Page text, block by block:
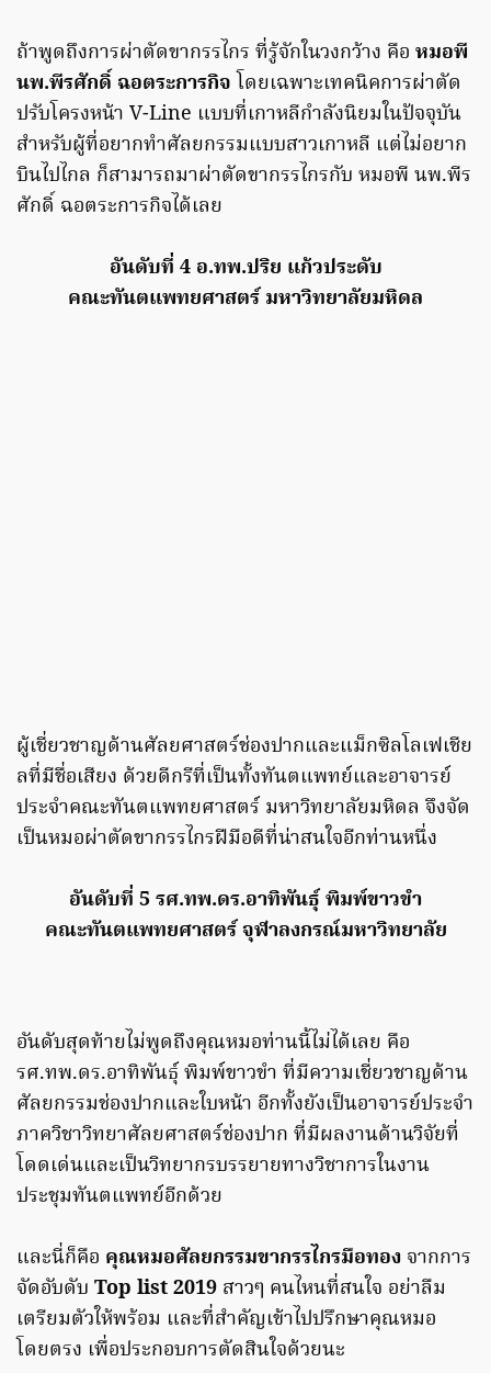
ถ้าพูดถึงการผ่าตัดขากรรไกร ที่รู้จักในวงกว้าง คือ หมอพี
นพ.พีรศักดิ์ ฉอตระการกิจ โดยเฉพาะเทคนิคการผ่าตัด
ปรับโครงหน้า V-Line แบบที่เกาหลีกำลังนิยมในปัจจุบัน
สำหรับผู้ที่อยากทำศัลยกรรมแบบสาวเกาหลี แต่ไม่อยาก
บินไปไกล ก็สามารถมาผ่าตัดขากรรไกรกับ หมอพี นพ.พีร
ศักดิ์ ฉอตระการกิจได้เลย
อันดับที่ 4 อ.ทพ.ปริย แก้วประดับ
คณะทันตแพทยศาสตร์ มหาวิทยาลัยมหิดล
ผู้เชี่ยวชาญด้านศัลยศาสตร์ช่องปากและแม็กซิลโลเฟเชีย
ลที่มีชื่อเสียง ด้วยดีกรีที่เป็นทั้งทันตแพทย์และอาจารย์
ประจำคณะทันตแพทยศาสตร์ มหาวิทยาลัยมหิดล จึงจัด
เป็นหมอผ่าตัดขากรรไกรฝีมือดีที่น่าสนใจอีกท่านหนึ่ง
อันดับที่ 5 รศ.ทพ.ดร.อาทิพันธุ์ พิมพ์ขาวขำ
คณะทันตแพทยศาสตร์ จุฬาลงกรณ์มหาวิทยาลัย
อันดับสุดท้ายไม่พูดถึงคุณหมอท่านนี้ไม่ได้เลย คือ
รศ.ทพ.ดร.อาทิพันธุ์ พิมพ์ขาวขำ ที่มีความเชี่ยวชาญด้าน
ศัลยกรรมช่องปากและใบหน้า อีกทั้งยังเป็นอาจารย์ประจำ
ภาควิชาวิทยาศัลยศาสตร์ช่องปาก ที่มีผลงานด้านวิจัยที่
โดดเด่นและเป็นวิทยากรบรรยายทางวิชาการในงาน
ประชุมทันตแพทย์อีกด้วย
และนี่ก็คือ คุณหมอศัลยกรรมขากรรไกรมือทอง จากการ
จัดอับดับ Top list 2019 สาวๆ คนไหนที่สนใจ อย่าลืม
เตรียมตัวให้พร้อม และที่สำคัญเข้าไปปรึกษาคุณหมอ
โดยตรง เพื่อประกอบการตัดสินใจด้วยนะ